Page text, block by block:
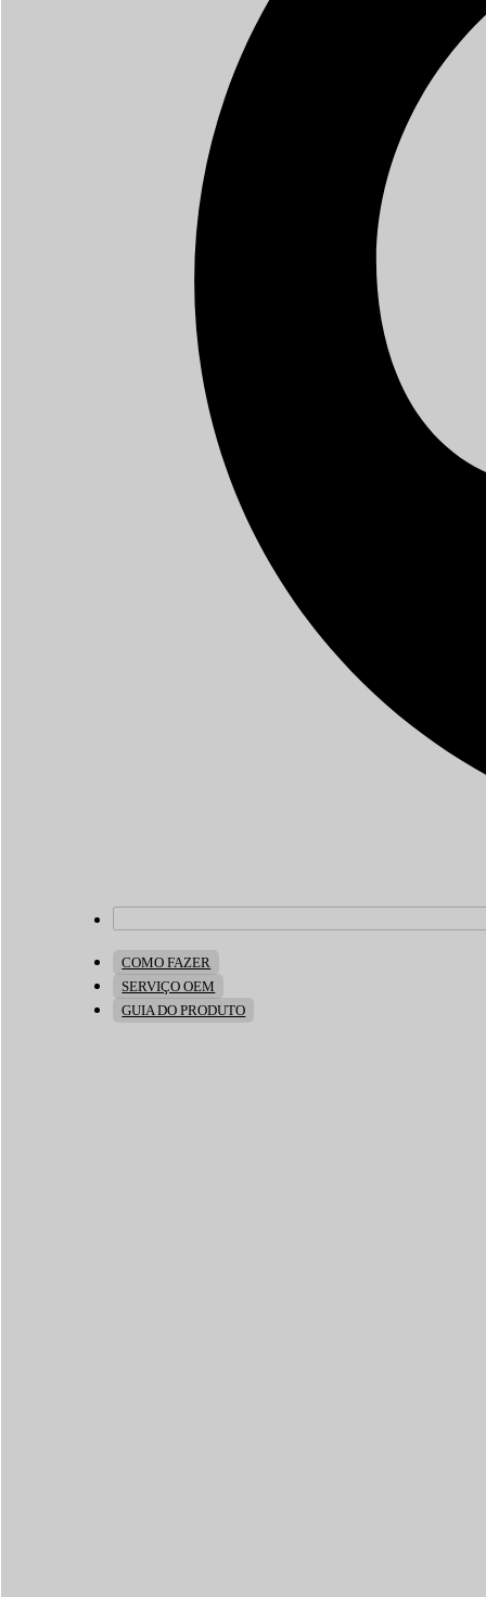
COMO FAZER
SERVIÇO OEM
GUIA DO PRODUTO